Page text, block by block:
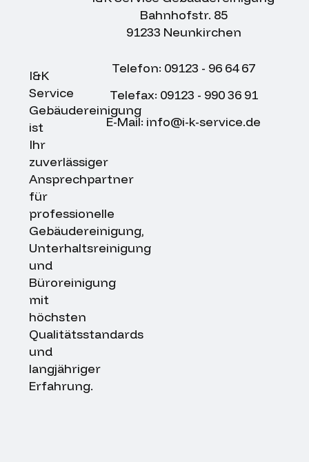
I&K
Service
Gebäudereinigung
ist
Ihr
zuverlässiger
Ansprechpartner
für
professionelle
Gebäudereinigung,
Unterhaltsreinigung
und
Büroreinigung
mit
höchsten
Qualitätsstandards
und
langjähriger
Erfahrung.
Bahnhofstr. 85
91233 Neunkirchen
Telefon: 09123 - 96 64 67
Telefax: 09123 - 990 36 91
E-Mail: info@i-k-service.de